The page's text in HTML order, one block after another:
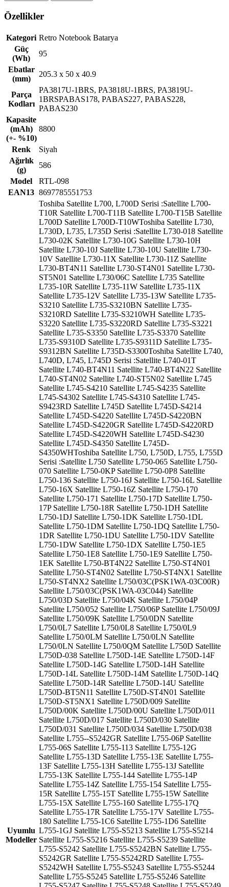
Özellikler
Kategori Retro Notebook Batarya
Güç
(Wh)
95
Ebatlar
(mm)
205.3 x 50 x 40.9
Parça
Kodları
PA3817U-1BRS, PA3818U-1BRS, PA3819U-
1BRSPABAS178, PABAS227, PABAS228,
PABAS230
Kapasite
(mAh)
(+- %10)
8800
Renk
Siyah
Ağırlık
(g)
586
Model
RTL-098
EAN13 8697785551753
Uyumlu
Modeller
Toshiba Satellite L700, L700D Serisi :Satellite L700-
T10R Satellite L700-T11B Satellite L700-T15B Satellite
L700D Satellite L700D-T10WToshiba Satellite L730,
L730D, L735, L735D Serisi :Satellite L730-018 Satellite
L730-02K Satellite L730-10G Satellite L730-10H
Satellite L730-10J Satellite L730-10U Satellite L730-
10V Satellite L730-11X Satellite L730-11Z Satellite
L730-BT4N11 Satellite L730-ST4N01 Satellite L730-
ST5N01 Satellite L730/06C Satellite L735 Satellite
L735-10R Satellite L735-11W Satellite L735-11X
Satellite L735-12V Satellite L735-13W Satellite L735-
S3210 Satellite L735-S3210BN Satellite L735-
S3210RD Satellite L735-S3210WH Satellite L735-
S3220 Satellite L735-S3220RD Satellite L735-S3221
Satellite L735-S3350 Satellite L735-S3370 Satellite
L735-S9310D Satellite L735-S9311D Satellite L735-
S9312BN Satellite L735D-S3300Toshiba Satellite L740,
L740D, L745, L745D Serisi :Satellite L740-01T
Satellite L740-BT4N11 Satellite L740-BT4N22 Satellite
L740-ST4N02 Satellite L740-ST5N02 Satellite L745
Satellite L745-S4210 Satellite L745-S4235 Satellite
L745-S4302 Satellite L745-S4310 Satellite L745-
S9423RD Satellite L745D Satellite L745D-S4214
Satellite L745D-S4220 Satellite L745D-S4220BN
Satellite L745D-S4220GR Satellite L745D-S4220RD
Satellite L745D-S4220WH Satellite L745D-S4230
Satellite L745D-S4350 Satellite L745D-
S4350WHToshiba Satellite L750, L750D, L755, L755D
Serisi :Satellite L750 Satellite L750-065 Satellite L750-
070 Satellite L750-0KP Satellite L750-0P8 Satellite
L750-136 Satellite L750-16J Satellite L750-16L Satellite
L750-16X Satellite L750-16Z Satellite L750-170
Satellite L750-171 Satellite L750-17D Satellite L750-
17P Satellite L750-18R Satellite L750-1DH Satellite
L750-1DJ Satellite L750-1DK Satellite L750-1DL
Satellite L750-1DM Satellite L750-1DQ Satellite L750-
1DR Satellite L750-1DU Satellite L750-1DV Satellite
L750-1DW Satellite L750-1DX Satellite L750-1E5
Satellite L750-1E8 Satellite L750-1E9 Satellite L750-
1EK Satellite L750-BT4N22 Satellite L750-ST4N01
Satellite L750-ST4N02 Satellite L750-ST4NX1 Satellite
L750-ST4NX2 Satellite L750/03C(PSK1WA-03C00R)
Satellite L750/03C(PSK1WA-03C044) Satellite
L750/03D Satellite L750/04K Satellite L750/04P
Satellite L750/052 Satellite L750/06P Satellite L750/09J
Satellite L750/09K Satellite L750/0DN Satellite
L750/0L7 Satellite L750/0L8 Satellite L750/0L9
Satellite L750/0LM Satellite L750/0LN Satellite
L750/0LN Satellite L750/0QM Satellite L750D Satellite
L750D-038 Satellite L750D-14E Satellite L750D-14F
Satellite L750D-14G Satellite L750D-14H Satellite
L750D-14L Satellite L750D-14M Satellite L750D-14Q
Satellite L750D-14R Satellite L750D-14U Satellite
L750D-BT5N11 Satellite L750D-ST4N01 Satellite
L750D-ST5NX1 Satellite L750D/009 Satellite
L750D/00K Satellite L750D/00U Satellite L750D/011
Satellite L750D/017 Satellite L750D/030 Satellite
L750D/031 Satellite L750D/034 Satellite L750D/038
Satellite L755--S5242GR Satellite L755-06P Satellite
L755-06S Satellite L755-113 Satellite L755-12G
Satellite L755-13D Satellite L755-13E Satellite L755-
13F Satellite L755-13H Satellite L755-13J Satellite
L755-13K Satellite L755-144 Satellite L755-14P
Satellite L755-14Z Satellite L755-154 Satellite L755-
15R Satellite L755-15T Satellite L755-15W Satellite
L755-15X Satellite L755-160 Satellite L755-17Q
Satellite L755-17R Satellite L755-17V Satellite L755-
180 Satellite L755-1C6 Satellite L755-1D6 Satellite
L755-1GJ Satellite L755-S5213 Satellite L755-S5214
Satellite L755-S5216 Satellite L755-S5239 Satellite
L755-S5242 Satellite L755-S5242BN Satellite L755-
S5242GR Satellite L755-S5242RD Satellite L755-
S5242WH Satellite L755-S5243 Satellite L755-S5244
Satellite L755-S5245 Satellite L755-S5246 Satellite